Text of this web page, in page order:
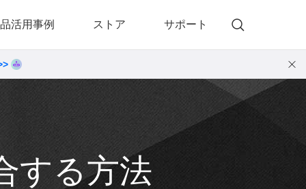
Memory（DVDメモリー）
Memory for Windows
Memory for Mac
動画・音楽変換プロ
• 動画・音楽変換6！プロ for Windows
• 動画・音楽変換3！プロ for Mac
活用事例 ストア サポート
する方法